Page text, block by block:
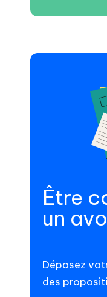
Être
un
Déposez
des